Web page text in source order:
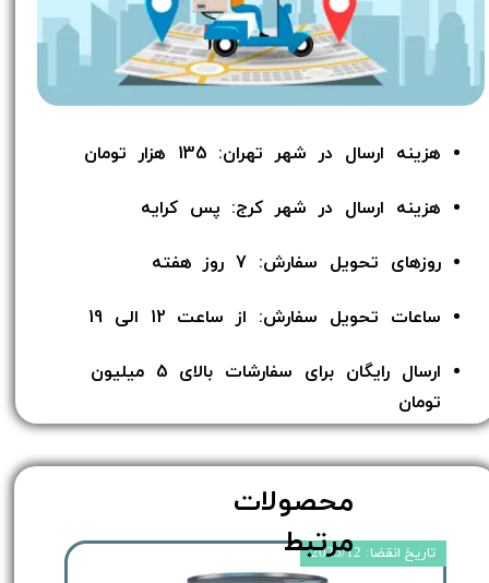
هزینه ارسال در شهر تهران: 135 هزار تومان
هزینه ارسال در شهر کرج: پس کرایه
روزهای تحویل سفارش: 7 روز هفته
ساعات تحویل سفارش: از ساعت 12 الی 19
ارسال رایگان برای سفارشات بالای 5 میلیون
تومان​​​​​​​
تاریخ انقضا: 2025/12
محصولات
مرتبط